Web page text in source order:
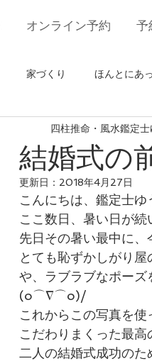
オンライン予約 予
家づくり ほんとにあ
結婚式の
四柱推命・風水鑑定士
更新日： 2018年4月27日
こんにちは、鑑定士
ここ数日、暑い日が続
先日その暑い最中に、
とても恥ずかしがり
や、ラブラブなポーズ
(o⌒∇⌒o)/
これからこの写真を使
こだわりまくった最
二人の結婚式成功のた